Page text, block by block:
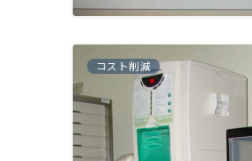
コスト削減